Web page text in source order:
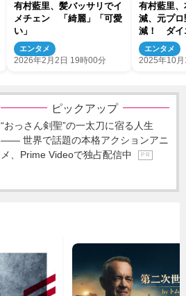
有村藍里、髪バッサリでイ
メチェン 「綺麗」「可愛
い」
エンタメ
2026年2月2日 19時00分
有村藍里
減、元プ
減！ ダイ
能人たち
エンタメ
2025年10
ピックアップ
“おっさん剣聖”の一太刀に宿る人生
―― 世界で話題の本格アクションアニ
メ、Prime Videoで独占配信中
P R